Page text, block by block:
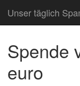
Unser täglich
Spende
euro